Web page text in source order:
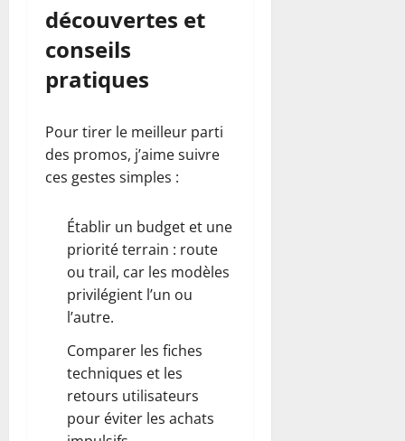
découvertes et
conseils
pratiques
Pour tirer le meilleur parti
des promos, j’aime suivre
ces gestes simples :
Établir un budget et une
priorité terrain : route
ou trail, car les modèles
privilégient l’un ou
l’autre.
Comparer les fiches
techniques et les
retours utilisateurs
pour éviter les achats